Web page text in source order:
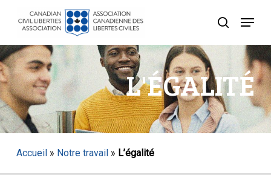
content
recherche
Menu
L'ÉGALITÉ
Accueil» Notre travail» L’égalité
Menu